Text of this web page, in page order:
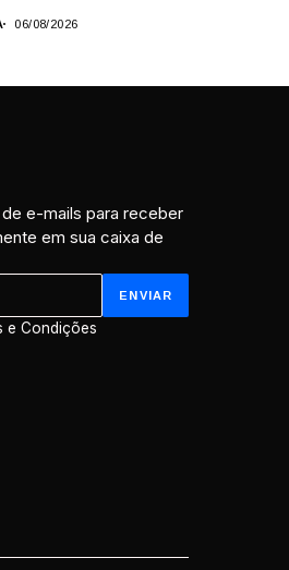
06/08/2026
e-mails para receber
em sua caixa de
e Condições